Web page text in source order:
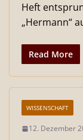
Heft
„Hermann“
Read More
WISSENSCHAFT
12. Dezember